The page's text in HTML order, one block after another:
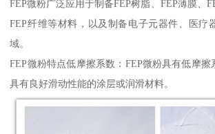
FEP微粉广泛应用于制备FEP树脂、FEP薄膜、
FEP纤维等材料，以及制备电子元器件、医疗
域。
FEP微粉特点低摩擦系数：FEP微粉具有低摩
具有良好滑动性能的涂层或润滑材料。